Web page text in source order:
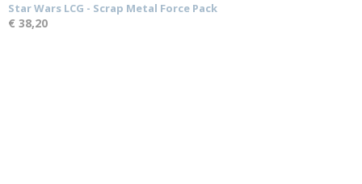
Star Wars LCG - Scrap Metal Force Pack
€ 38,20